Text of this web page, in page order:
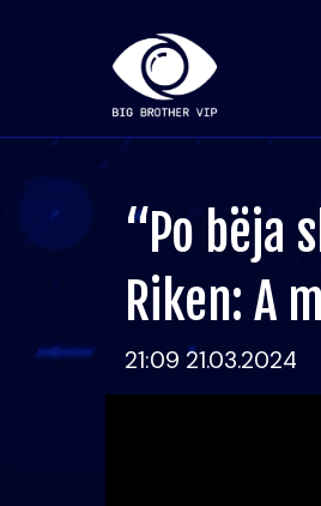
“Po bëja
Riken: A
21:09 21.03.2024